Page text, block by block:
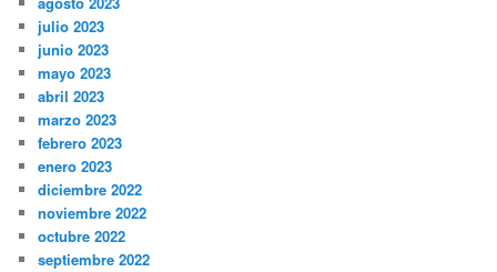
julio 2023
junio 2023
mayo 2023
abril 2023
marzo 2023
febrero 2023
enero 2023
diciembre 2022
noviembre 2022
octubre 2022
septiembre 2022